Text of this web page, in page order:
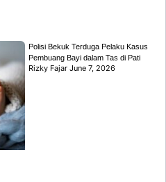
Polisi Bekuk Terduga Pelaku Kasus
Pembuang Bayi dalam Tas di Pati
Rizky FajarJune 7, 2026